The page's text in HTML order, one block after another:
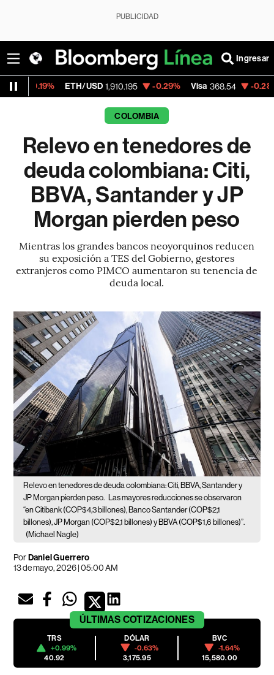
PUBLICIDAD
Ingresar
ETH/USD 1,910.195 -0.29% Visa 368.54 -0.28%
COLOMBIA
Relevo en tenedores de
deuda colombiana: Citi,
BBVA, Santander y JP
Morgan pierden peso
Mientras los grandes bancos neoyorquinos reducen
su exposición a TES del Gobierno, gestores
extranjeros como PIMCO aumentaron su tenencia de
deuda local.
Relevo en tenedores de deuda colombiana: Citi, BBVA, Santander y
JP Morgan pierden peso.
Las mayores reducciones se observaron
“en Citibank (COP$4,3 billones), Banco Santander (COP$2,1
billones), JP Morgan (COP$2,1 billones) y BBVA (COP$1,6 billones)”.
(Michael Nagle)
PorDaniel Guerrero
13 de mayo, 2026 | 05:00 AM
ÚLTIMAS COTIZACIONES
TRS
+0.99%
40.92
DÓLAR
-0.63%
3,175.95
BVC
-1.64%
15,580.00